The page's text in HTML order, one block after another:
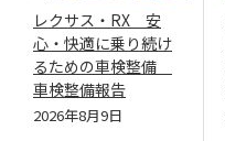
レクサス・RX 安
心・快適に乗り続け
るための車検整備
車検整備報告
2026年8月9日